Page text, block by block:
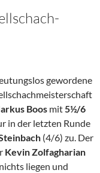
gewordene
Boos mit5½/6
in der letzten Runde
(4/6) zu. Der
Kevin Zolfagharian
liegen und